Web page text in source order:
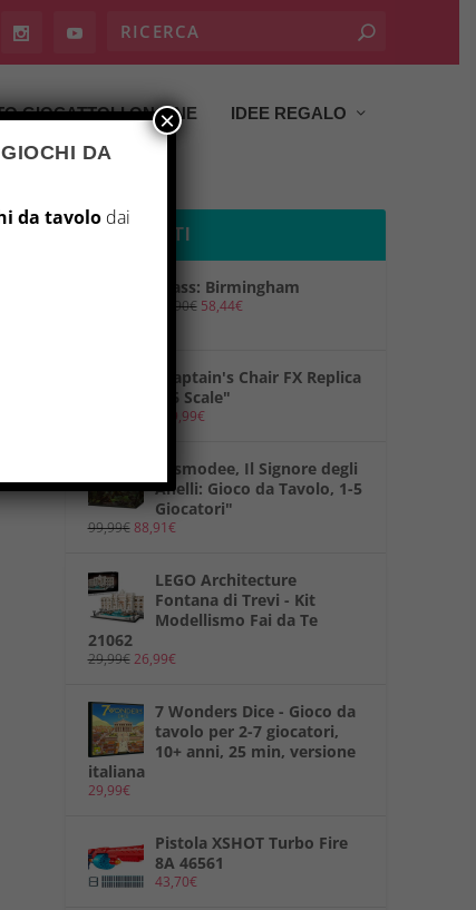
GIOCATTOLI ON LINE IDEE REGALO
PRODOTTI
Brass: Birmingham
69,90€ 58,44€
"Captain's Chair FX Replica
1/6 Scale"
149,99€
"Asmodee, Il Signore degli
Anelli: Gioco da Tavolo, 1-5
Giocatori"
99,99€ 88,91€
LEGO Architecture
Fontana di Trevi - Kit
Modellismo Fai da Te
21062
29,99€ 26,99€
7 Wonders Dice - Gioco da
tavolo per 2-7 giocatori,
10+ anni, 25 min, versione
italiana
29,99€
Pistola XSHOT Turbo Fire
8A 46561
43,70€
DA
da tavolodai
×